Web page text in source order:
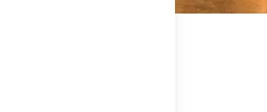
In New Window